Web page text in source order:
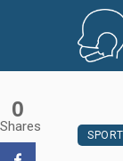
SPORT
0
Shares